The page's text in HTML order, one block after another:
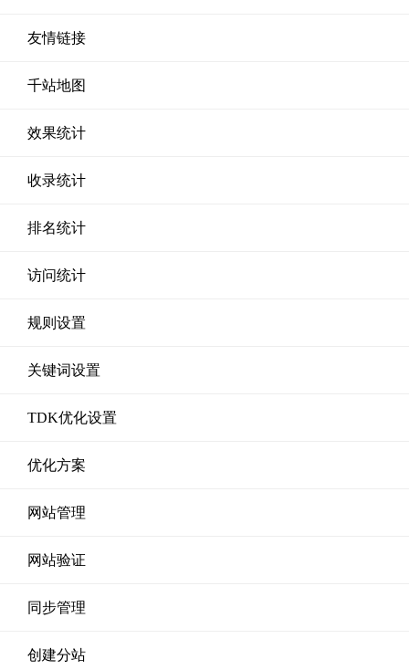
友情链接
千站地图
效果统计
收录统计
排名统计
访问统计
规则设置
关键词设置
TDK优化设置
优化方案
网站管理
网站验证
同步管理
创建分站